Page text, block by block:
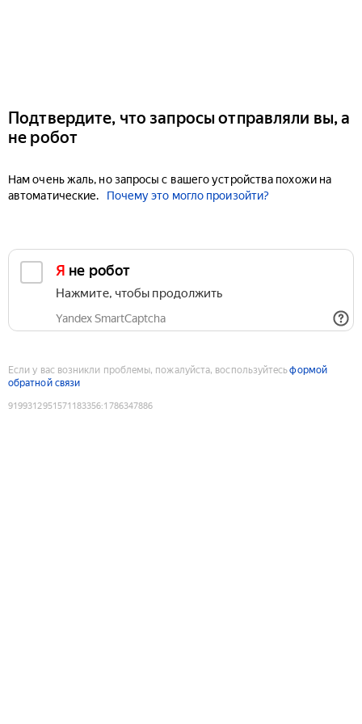
Подтвердите, что запросы отправляли вы, а
не робот
Нам очень жаль, но запросы с вашего устройства похожи на
автоматические.
Почему это могло произойти?
Я не робот
Нажмите, чтобы продолжить
Yandex SmartCaptcha
Если у вас возникли проблемы, пожалуйста, воспользуйтесьформой
обратной связи
9199312951571183356:1786347886